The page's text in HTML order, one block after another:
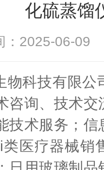
化硫蒸馏
：2025-06-
物科技有限
咨询、技术
技术服务；
类医疗器械销